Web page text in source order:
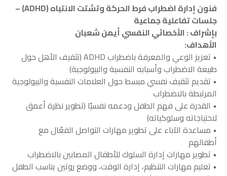
الرئيسية المواعيد
Home
Book
فنون إدارة اضطراب فرط الحركة وتشتت الانتباه (ADHD) –
جلسات تفاعلية جماعية
بإشراف : الأخصائي النفسي أيمن شعبان
الأهداف:
• تعزيز الوعي والمعرفة باضطراب ADHD (تثقيف الأهل حول
طبيعة الاضطراب وأسبابه النفسية والبيولوجية)
• تقديم تثقيف نفسي مبسط حول العلامات النفسية والبيولوجية
المرتبطة بالاضطراب
• القدرة على فهم الطفل ودعمه نفسيًا (تطوير نظرة أعمق
لاحتياجاته وسلوكياته)
• مساعدة الآباء على تطوير مهارات التواصل الفعّال مع
أطفالهم
• تطوير مهارات إدارة السلوك للأطفال المصابين بالاضطراب
• تعليم مهارات التنظيم، إدارة الوقت، ووضع روتين يناسب الطفل